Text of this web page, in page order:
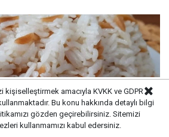
kişiselleştirmek amacıyla KVKK ve GDPR
Bu konu hakkında detaylı bilgi
gözden geçirebilirsiniz. Sitemizi
kullanmamızı kabul edersiniz.